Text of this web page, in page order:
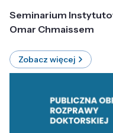
Seminarium
Omar Chmaissem
Zobacz więcej